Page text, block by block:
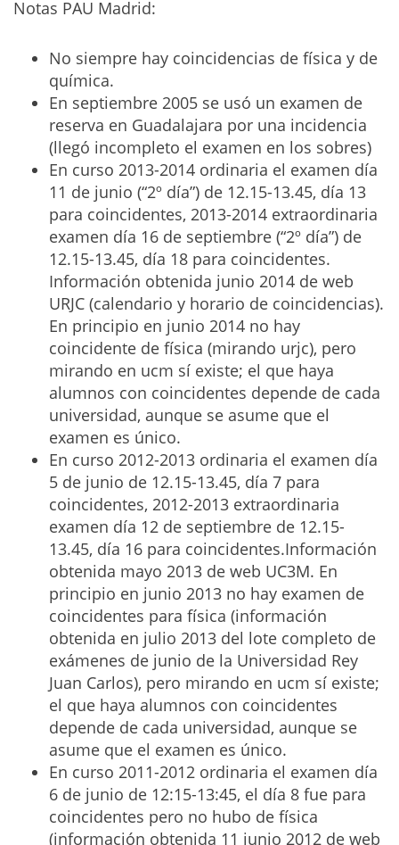
Notas PAU Madrid:
No siempre hay coincidencias de física y de
química.
En septiembre 2005 se usó un examen de
reserva en Guadalajara por una incidencia
(llegó incompleto el examen en los sobres)
En curso 2013-2014 ordinaria el examen día
11 de junio (“2º día”) de 12.15-13.45, día 13
para coincidentes, 2013-2014 extraordinaria
examen día 16 de septiembre (“2º día”) de
12.15-13.45, día 18 para coincidentes.
Información obtenida junio 2014 de web
URJC (calendario y horario de coincidencias).
En principio en junio 2014 no hay
coincidente de física (mirando urjc), pero
mirando en ucm sí existe; el que haya
alumnos con coincidentes depende de cada
universidad, aunque se asume que el
examen es único.
En curso 2012-2013 ordinaria el examen día
5 de junio de 12.15-13.45, día 7 para
coincidentes, 2012-2013 extraordinaria
examen día 12 de septiembre de 12.15-
13.45, día 16 para coincidentes.Información
obtenida mayo 2013 de web UC3M. En
principio en junio 2013 no hay examen de
coincidentes para física (información
obtenida en julio 2013 del lote completo de
exámenes de junio de la Universidad Rey
Juan Carlos), pero mirando en ucm sí existe;
el que haya alumnos con coincidentes
depende de cada universidad, aunque se
asume que el examen es único.
En curso 2011-2012 ordinaria el examen día
6 de junio de 12:15-13:45, el día 8 fue para
coincidentes pero no hubo de física
(información obtenida 11 junio 2012 de web